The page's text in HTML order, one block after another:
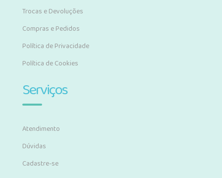
Trocas e Devoluções
Compras e Pedidos
Política de Privacidade
Política de Cookies
Serviços
Atendimento
Dúvidas
Cadastre-se